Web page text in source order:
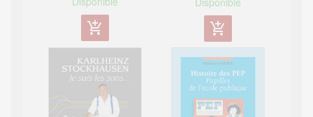
add_shopping_cart add_shopping_cart